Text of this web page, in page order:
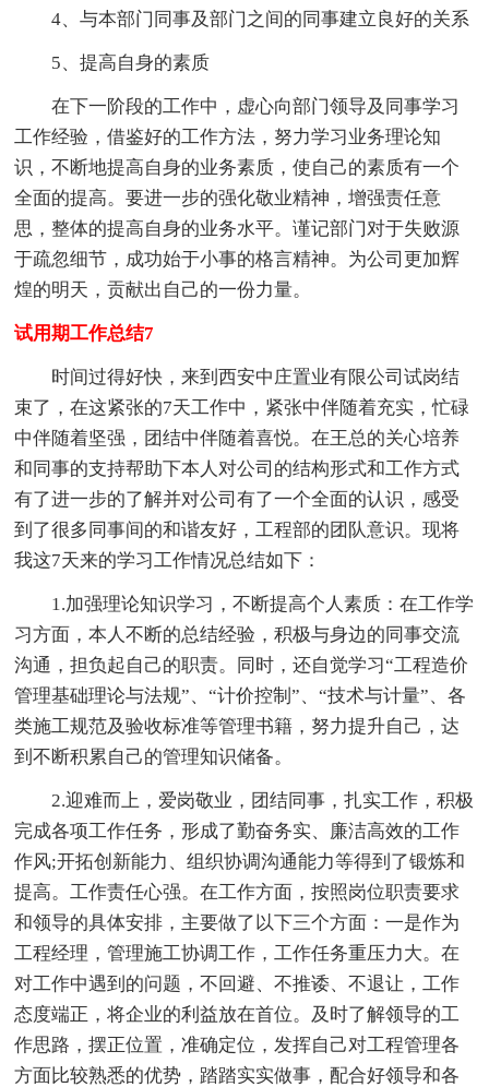
4、与本部门同事及部门之间的同事建立良好的关系
5、提高自身的素质
在下一阶段的工作中，虚心向部门领导及同事学习
工作经验，借鉴好的工作方法，努力学习业务理论知
识，不断地提高自身的业务素质，使自己的素质有一个
全面的提高。要进一步的强化敬业精神，增强责任意
思，整体的提高自身的业务水平。谨记部门对于失败源
于疏忽细节，成功始于小事的格言精神。为公司更加辉
煌的明天，贡献出自己的一份力量。
试用期工作总结7
时间过得好快，来到西安中庄置业有限公司试岗结
束了，在这紧张的7天工作中，紧张中伴随着充实，忙碌
中伴随着坚强，团结中伴随着喜悦。在王总的关心培养
和同事的支持帮助下本人对公司的结构形式和工作方式
有了进一步的了解并对公司有了一个全面的认识，感受
到了很多同事间的和谐友好，工程部的团队意识。现将
我这7天来的学习工作情况总结如下：
1.加强理论知识学习，不断提高个人素质：在工作学
习方面，本人不断的总结经验，积极与身边的同事交流
沟通，担负起自己的职责。同时，还自觉学习“工程造价
管理基础理论与法规”、“计价控制”、“技术与计量”、各
类施工规范及验收标准等管理书籍，努力提升自己，达
到不断积累自己的管理知识储备。
2.迎难而上，爱岗敬业，团结同事，扎实工作，积极
完成各项工作任务，形成了勤奋务实、廉洁高效的工作
作风;开拓创新能力、组织协调沟通能力等得到了锻炼和
提高。工作责任心强。在工作方面，按照岗位职责要求
和领导的具体安排，主要做了以下三个方面：一是作为
工程经理，管理施工协调工作，工作任务重压力大。在
对工作中遇到的问题，不回避、不推诿、不退让，工作
态度端正，将企业的利益放在首位。及时了解领导的工
作思路，摆正位置，准确定位，发挥自己对工程管理各
方面比较熟悉的优势，踏踏实实做事，配合好领导和各